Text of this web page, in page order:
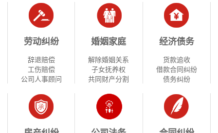
劳动纠纷
辞退赔偿
工伤赔偿
公司人事顾问
婚姻家庭
解除婚姻关系
子女抚养权
共同财产分割
经济债务
货款追收
借款合同纠纷
债务纠纷